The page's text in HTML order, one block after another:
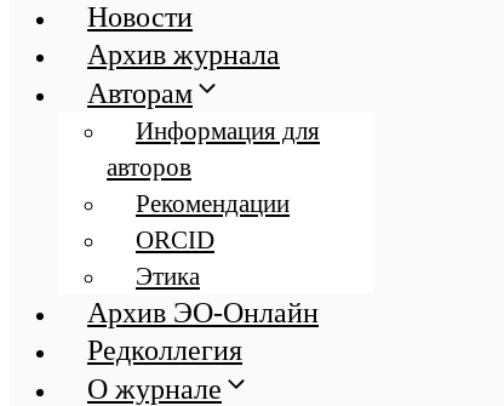
Новости
Архив журнала
Авторам
Информация для
авторов
Рекомендации
ORCID
Этика
Архив ЭО-Онлайн
Редколлегия
О журнале